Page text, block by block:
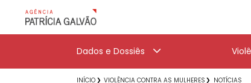
Dados e Dossiês
INÍCIO VIOLÊNCIA CONTRA AS MULHERES NOTÍCIAS